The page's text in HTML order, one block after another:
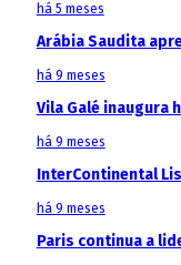
há 5 meses
Arábia Saudita
há 9 meses
Vila Galé inaugura
há 9 meses
InterContinental
há 9 meses
Paris continua a